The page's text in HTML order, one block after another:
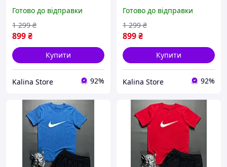
шорти + футболка з
логотипом Зручний
комплект на літо
Готово до відправки
899₴
1 299 ₴
Купити
Kalina Store 92%
футболка з логотипом
Зручний комплект на літо
Готово до відправки
899₴
1 299 ₴
Купити
Kalina Store 92%